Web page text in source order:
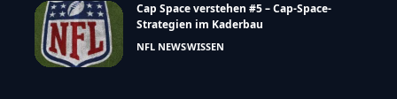
Cap Space verstehen #5 – Cap-Space-
Strategien im Kaderbau
NFL NEWSWISSEN